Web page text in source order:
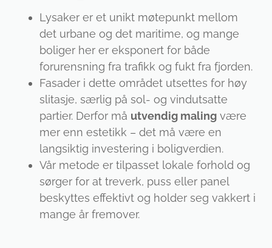
Lysaker er et unikt møtepunkt mellom
det urbane og det maritime, og mange
boliger her er eksponert for både
forurensning fra trafikk og fukt fra fjorden.
Fasader i dette området utsettes for høy
slitasje, særlig på sol- og vindutsatte
partier. Derfor må utvendig maling være
mer enn estetikk – det må være en
langsiktig investering i boligverdien.
Vår metode er tilpasset lokale forhold og
sørger for at treverk, puss eller panel
beskyttes effektivt og holder seg vakkert i
mange år fremover.